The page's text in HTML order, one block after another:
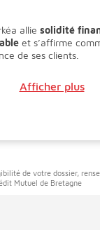
allie solidité
et s’affirme
de ses clients.
Afficher plus
de votre dossier,
Mutuel de Bretagne